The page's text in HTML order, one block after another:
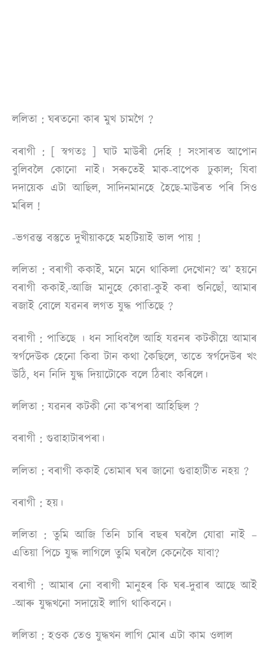
ললিতা : ঘৰতনাে কাৰ মুখ চামগৈ ?
বৰাগী : [ স্বগতঃ ] ঘাট মাউৰী দেহি ! সংসাৰত আপােন
বুলিবলৈ কোনাে নাই। সৰুতেই মাক-বাপেক ঢুকাল; যিবা
দদায়েক এটা আছিল, সাদিনমানহে হৈছে-মাউৰত পৰি সিও
মৰিল !
-ভগৱন্ত বস্তুতে দুখীয়াকহে মহটিয়াই ভাল পায় !
ললিতা : বৰাগী ককাই, মনে মনে থাকিলা দেখােন? অ’ হয়নে
বৰাগী ককাই,-আজি মানুহে কোৱা-কুই কৰা শুনিছোঁ, আমাৰ
ৰজাই বোলে যৱনৰ লগত যুদ্ধ পাতিছে ?
বৰাগী : পাতিছে । ধন সাধিবলৈ আহি যৱনৰ কটকীয়ে আমাৰ
স্বৰ্গদেউক হেনাে কিবা টান কথা কৈছিলে, তাতে স্বৰ্গদেউৰ খং
উঠি, ধন নিদি যুদ্ধ দিয়াটোকে বলে ঠিৰাং কৰিলে।
ললিতা : যৱনৰ কটকী নাে ক’ৰপৰা আহিছিল ?
বৰাগী : গুৱাহাটাৰপৰা।
ললিতা : বৰাগী ককাই তােমাৰ ঘৰ জানাে গুৱাহাটীত নহয় ?
বৰাগী : হয়।
ললিতা : তুমি আজি তিনি চাৰি বছৰ ঘৰলৈ যােৱা নাই –
এতিয়া পিচে যুদ্ধ লাগিলে তুমি ঘৰলৈ কেনেকৈ যাবা?
বৰাগী : আমাৰ নাে বৰাগী মানুহৰ কি ঘৰ-দুৱাৰ আছে আই
-আৰু যুদ্ধখনাে সদায়েই লাগি থাকিবনে।
ললিতা : হওক তেও যুদ্ধখন লাগি মােৰ এটা কাম ওলাল